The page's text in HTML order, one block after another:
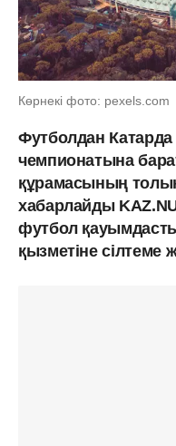
Көрнекі фото: pexels.com
Футболдан Катарда
чемпионатына
құрамасының
хабарлайды
футбол
қызметіне сілтеме